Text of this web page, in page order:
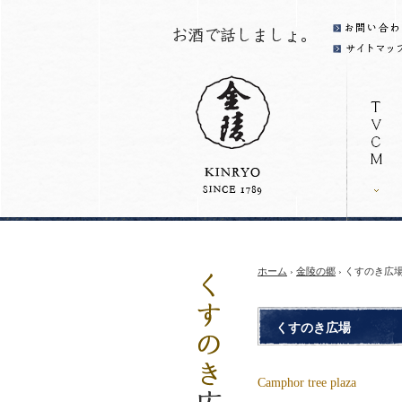
ホーム › 金陵の郷 › くすのき広
くすのき広場
Camphor tree plaza